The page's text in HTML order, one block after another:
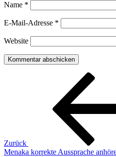
Name *
E-Mail-Adresse *
Website
Beitragsnavigation
Zurück
Menaka korrekte Aussprache